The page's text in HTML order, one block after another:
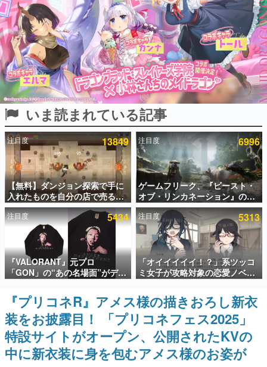
電ファミのいま読まれている記事ランキング
アプリセール情報
インタビュー
連載・特集一覧
殿堂入り記事
SNS拡散数が数千以上！ ページビュー数万以上！ などな
ど。多くの人々に読まれた、電ファミ渾身の“殿堂入り”記
事をまとめました。
ゲームの企画書
名作ゲームクリエイターの方々に製作時のエピソードをお
聞きし、ヒットする企画（ゲーム）とは何か？を探ってい
きます。
赫本
この物語を解いてはいけない。『赫本』は、〈試験問題〉
の形をした短編ホラー小説集です。
新世代に訊く
これからのデジタルゲーム市場を担う若きクリエイター達
の姿を追い、彼らのルーツと情熱を探っていきます。
ゲーム世代の作家たち
ゲームに多大な影響を受けた作家さんに取材し、ゲームが
日本のコンテンツ産業やカルチャーに与えた影響を探る企
画です。
日本モバイルゲーム産業史
日本のモバイルゲーム史における主要なトピック・タイト
いま読まれている記事
注目度 13849
【無料】ダンジョン探索で手に
入れたものを自分の店で売るゲ
ーム『Moonlighter』がSteam
にて無料配布中！続編
『Moonlighter 2』の9月2日正
式リリースを記念したキャンペ
ーン
注目度 6996
ゲームフリーク、『ビースト・
オブ・リンカネーション』の継
続的なアプデ方針を表明。ユー
ザーからの意見を真摯に受け止
めて対応へ。修正パッチは約1週
間以内に配信される予定
注目度 5434
『VALORANT』元プロ
「GON」の“あの名場面”がデザ
インされた新作グッズが本日8月
5日より期間限定で発売。Tシャ
ツやコインケース、アクキーな
どが全品受注生産で登場、過去
に発売したグッズの再販も
注目度 5313
「オイイイイイ！？」系ツッコ
ミ女子が攻略対象の恋愛ノベル
ゲーム『美術部カノジョ』
Steamストアページが公開。
「お前らーそろそろ自重しろ
ー？＾＾」暗黒微笑の夢女子
や、萌え声不思議ちゃん女子と
青春を謳歌
『プリコネR』アメス様の描きおろし新衣
装をお披露目！ 「プリコネフェス2025」
特設サイトがオープン、公開されたKVの
中に新衣装に身を包むアメス様のお姿が